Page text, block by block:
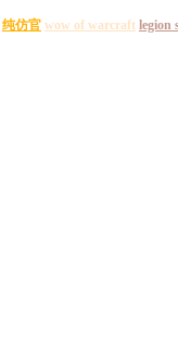
纯仿官 wow of warcraft legion